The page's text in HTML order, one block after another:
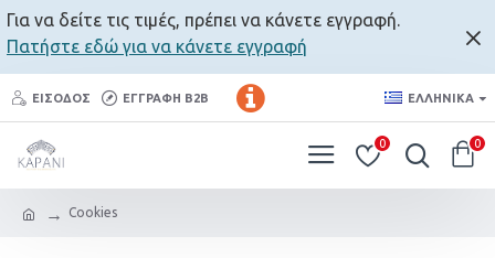
Για να δείτε τις τιμές, πρέπει να κάνετε εγγραφή.
Πατήστε εδώ για να κάνετε εγγραφή
ΕΊΣΟΔΟΣ ΕΓΓΡΑΦΉ B2B ΕΛΛΗΝΙΚΆ
0 0
Cookies